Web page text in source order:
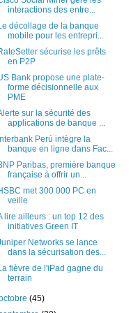
interactions des entre...
décollage de la banque
mobile pour les entrepri...
sécurise les prêts
en P2P
Bank propose une plate-
forme décisionnelle aux
PME
sur la sécurité des
applications de banque ...
Perú intègre la
banque en ligne dans Fac...
Paribas, première banque
française à offrir un...
met 300 000 PC en
veille
lire ailleurs : un top 12 des
initiatives Green IT
Networks se lance
dans la sécurisation des...
fièvre de l'iPad gagne du
terrain
(45)